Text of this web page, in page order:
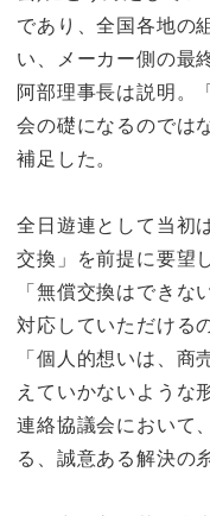
であり、全国各地の
い、メーカー側の最
阿部理事長は説明。
会の礎になるのでは
補足した。
全日遊連として当初
交換」を前提に要望
「無償交換はできな
対応していただける
「個人的想いは、
えていかないような
連絡協議会において
る、誠意ある解決の